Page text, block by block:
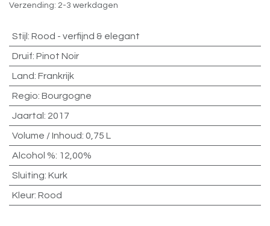
Verzending: 2-3 werkdagen
Stijl : Rood - verfijnd & elegant
Druif: Pinot Noir
Land: Frankrijk
Regio: Bourgogne
Jaartal : 2017
Volume / Inhoud: 0,75 L
Alcohol %: 12,00%
Sluiting: Kurk
Kleur: Rood